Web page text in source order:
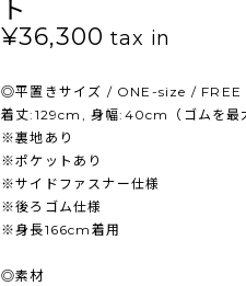
ト
¥36,300 tax in
◎平置きサイズ / ONE-size / FREE
着丈:129cm, 身幅:40cm（ゴムを
※裏地あり
※ポケットあり
※サイドファスナー仕様
※後ろゴム仕様
※身長166cm着用
◎素材